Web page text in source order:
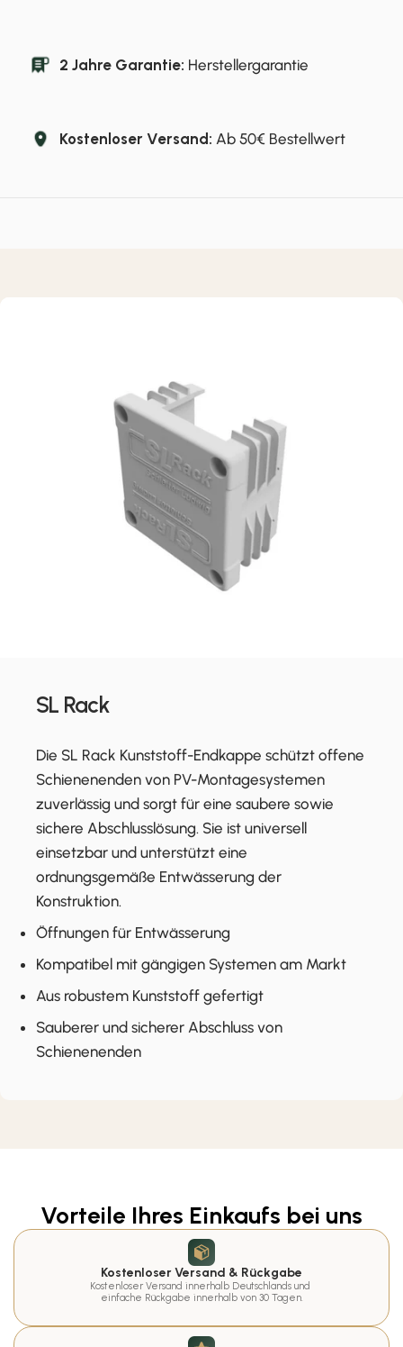
2 Jahre Garantie: Herstellergarantie
Kostenloser Versand: Ab 50€ Bestellwert
SL Rack
Die SL Rack Kunststoff-Endkappe schützt offene
Schienenenden von PV-Montagesystemen
zuverlässig und sorgt für eine saubere sowie
sichere Abschlusslösung. Sie ist universell
einsetzbar und unterstützt eine
ordnungsgemäße Entwässerung der
Konstruktion.
Öffnungen für Entwässerung
Kompatibel mit gängigen Systemen am Markt
Aus robustem Kunststoff gefertigt
Sauberer und sicherer Abschluss von
Schienenenden
Vorteile Ihres Einkaufs bei uns
Kostenloser Versand & Rückgabe
Kostenloser Versand innerhalb Deutschlands und
einfache Rückgabe innerhalb von 30 Tagen.